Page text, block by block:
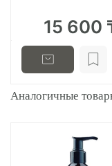
15 600
Аналогичные